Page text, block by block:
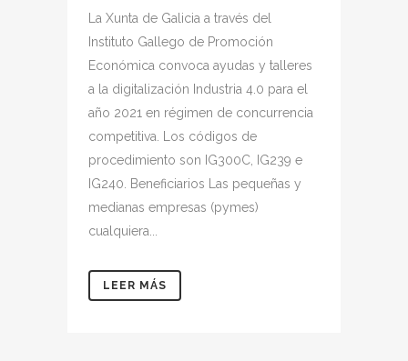
La Xunta de Galicia a través del
Instituto Gallego de Promoción
Económica convoca ayudas y talleres
a la digitalización Industria 4.0 para el
año 2021 en régimen de concurrencia
competitiva. Los códigos de
procedimiento son IG300C, IG239 e
IG240. Beneficiarios Las pequeñas y
medianas empresas (pymes)
cualquiera...
LEER MÁS